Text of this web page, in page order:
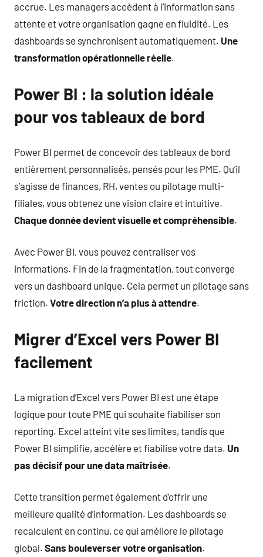
accrue. Les managers accèdent à l’information sans
attente et votre organisation gagne en fluidité. Les
dashboards se synchronisent automatiquement. Une
transformation opérationnelle réelle.
Power BI : la solution idéale
pour vos tableaux de bord
Power BI permet de concevoir des tableaux de bord
entièrement personnalisés, pensés pour les PME. Qu’il
s’agisse de finances, RH, ventes ou pilotage multi-
filiales, vous obtenez une vision claire et intuitive.
Chaque donnée devient visuelle et compréhensible.
Avec Power BI, vous pouvez centraliser vos
informations. Fin de la fragmentation, tout converge
vers un dashboard unique. Cela permet un pilotage sans
friction. Votre direction n’a plus à attendre.
Migrer d’Excel vers Power BI
facilement
La migration d’Excel vers Power BI est une étape
logique pour toute PME qui souhaite fiabiliser son
reporting. Excel atteint vite ses limites, tandis que
Power BI simplifie, accélère et fiabilise votre data. Un
pas décisif pour une data maîtrisée.
Cette transition permet également d’offrir une
meilleure qualité d’information. Les dashboards se
recalculent en continu, ce qui améliore le pilotage
global. Sans bouleverser votre organisation.